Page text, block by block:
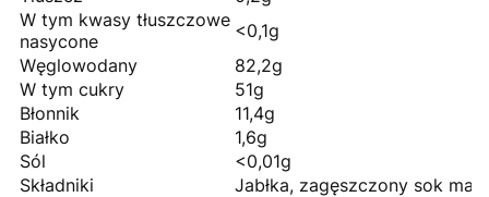
W tym kwasy tłuszczowe
nasycone
<0,1g
Węglowodany
82,2g
W tym cukry
51g
Błonnik
11,4g
Białko
1,6g
Sól
<0,01g
Składniki
Jabłka, zagęszczony sok